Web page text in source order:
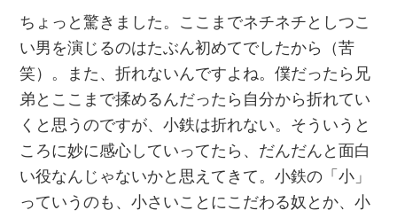
ちょっと驚きました。ここまでネチネチとしつこ
い男を演じるのはたぶん初めてでしたから（苦
笑）。また、折れないんですよね。僕だったら兄
弟とここまで揉めるんだったら自分から折れてい
くと思うのですが、小鉄は折れない。そういうと
ころに妙に感心していってたら、だんだんと面白
い役なんじゃないかと思えてきて。小鉄の「小」
っていうのも、小さいことにこだわる奴とか、小